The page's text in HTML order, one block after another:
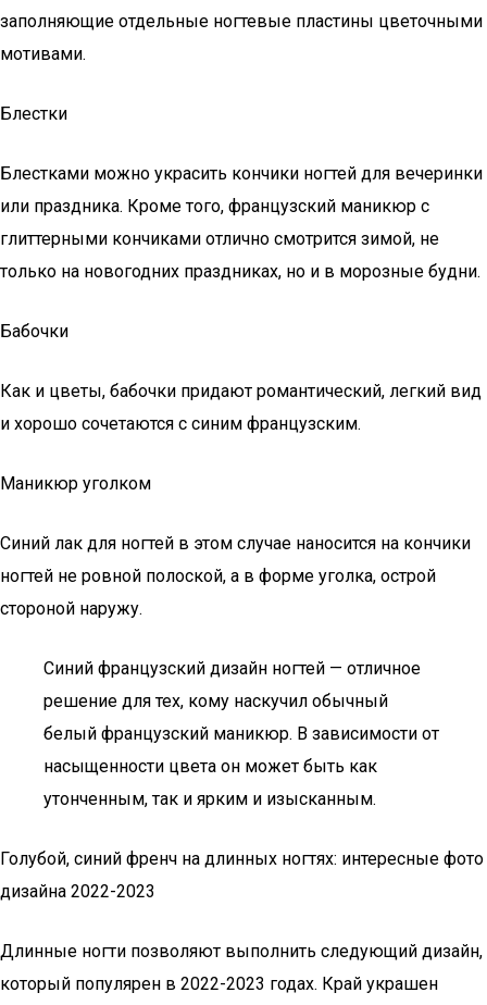
заполняющие отдельные ногтевые пластины цветочными
мотивами.
Блестки
Блестками можно украсить кончики ногтей для вечеринки
или праздника. Кроме того, французский маникюр с
глиттерными кончиками отлично смотрится зимой, не
только на новогодних праздниках, но и в морозные будни.
Бабочки
Как и цветы, бабочки придают романтический, легкий вид
и хорошо сочетаются с синим французским.
Маникюр уголком
Синий лак для ногтей в этом случае наносится на кончики
ногтей не ровной полоской, а в форме уголка, острой
стороной наружу.
Синий французский дизайн ногтей — отличное
решение для тех, кому наскучил обычный
белый французский маникюр. В зависимости от
насыщенности цвета он может быть как
утонченным, так и ярким и изысканным.
Голубой, синий френч на длинных ногтях: интересные фото
дизайна 2022-2023
Длинные ногти позволяют выполнить следующий дизайн,
который популярен в 2022-2023 годах. Край украшен